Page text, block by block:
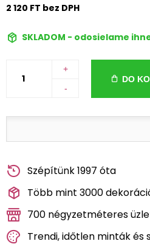
2 120 FT bez DPH
SKLADOM - odosielame
+
-
DO
Szépítünk 1997 óta
Több mint 3000
700 négyzetméteres
Trendi, időtlen minták és